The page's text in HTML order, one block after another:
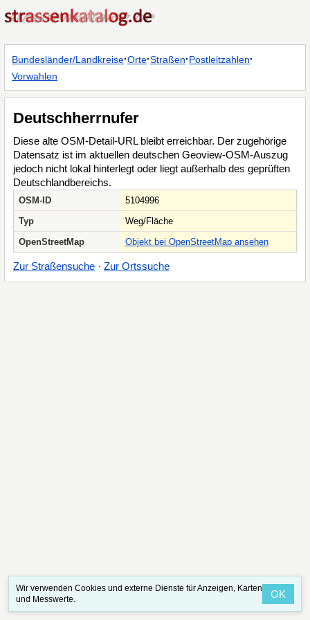
Bundesländer/Landkreise·Orte·Straßen·Postleitzahlen·
Vorwahlen
Deutschherrnufer
Diese alte OSM-Detail-URL bleibt erreichbar. Der zugehörige
Datensatz ist im aktuellen deutschen Geoview-OSM-Auszug
jedoch nicht lokal hinterlegt oder liegt außerhalb des geprüften
Deutschlandbereichs.
OSM-ID
5104996
Typ
Weg/Fläche
OpenStreetMap
Objekt bei OpenStreetMap ansehen
Zur Straßensuche · Zur Ortssuche
Wir verwenden Cookies und externe Dienste für Anzeigen, Karten
und Messwerte.
OK